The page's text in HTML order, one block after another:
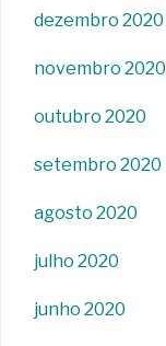
dezembro 2020
novembro 2020
outubro 2020
setembro 2020
agosto 2020
julho 2020
junho 2020